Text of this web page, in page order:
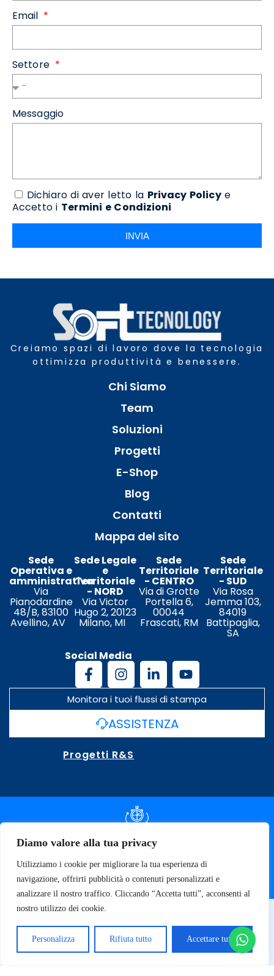
Diamo valore alla tua privacy
Utilizziamo i cookie per migliorare la tua esperienza di
navigazione, offrirti pubblicità o contenuti personalizzati e
analizzare il nostro traffico. Cliccando “Accetta tutti”, acconsenti al
nostro utilizzo dei cookie.
Personalizza Rifiuta tutto Accettare tutto
Email
Settore
Messaggio
Dichiaro di aver letto la Privacy Policye
Accetto i Termini e Condizioni
INVIA
Creiamo spazi di lavoro dove la tecnologia
ottimizza produttività e benessere.
Chi Siamo
Team
Soluzioni
Progetti
E-Shop
Blog
Contatti
Mappa del sito
Sede
Operativa e
amministrativa
Via
Pianodardine
48/B, 83100
Avellino, AV
Sede Legale
e
Territoriale
- NORD
Via Victor
Hugo 2, 20123
Milano, MI
Sede
Territoriale
- CENTRO
Via di Grotte
Portella 6,
00044
Frascati, RM
Sede
Territoriale
- SUD
Via Rosa
Jemma 103,
84019
Battipaglia,
SA
Social Media
Monitora i tuoi flussi di stampa
ASSISTENZA
Progetti R&S
DOCUMENTAZIONE SLA
SPECIFICHE TECNICHE
© 2026 SOFT TECNOLOGY | P.IVA 02137470643
Privacy Policy